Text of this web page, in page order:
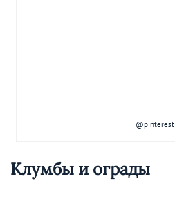
@pinterest
Клумбы и ограды